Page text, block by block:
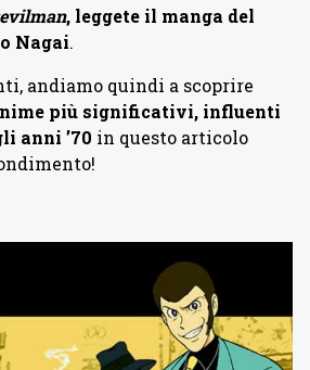
, leggete il manga del
Nagai.
andiamo quindi a scoprire
più significativi, influenti
anni ’70 in questo articolo